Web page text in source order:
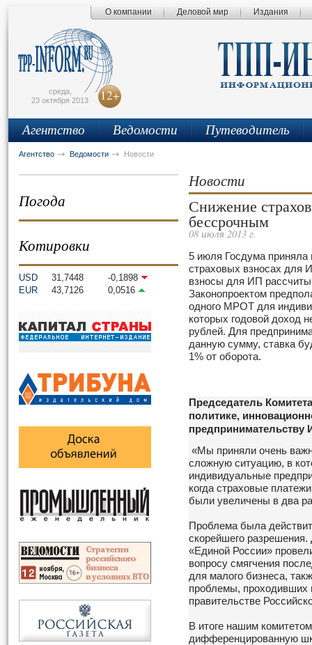
О компании Деловой мир Издания
среда,
23 октября 2013
12+
Агентство Ведомости Путеводитель
Агентство Ведомости Новости
Погода
Котировки
USD 31,7448
-0,1898
EUR
43,7126 0,0516
Новости
Снижение
бессрочным
08 июля 2013 г.
5 июля Госдума приняла
страховых взносах для
взносы для ИП
Законопроектом
одного МРОТ для
которых годовой доход
рублей. Для
данную сумму, ставка
1% от оборота.
Председатель
политике,
предпринимательству
«Мы приняли очень
сложную ситуацию, в
индивидуальные
когда страховые
были увеличены в два
Проблема была
скорейшего
«Единой России»
вопросу смягчения
для малого бизнеса,
проблемы, проходивших
правительстве
В итоге нашим
дифференцированную